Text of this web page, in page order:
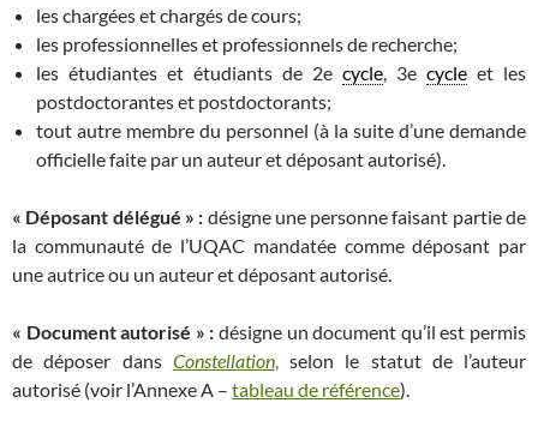
les chargées et chargés de cours;
les professionnelles et professionnels de recherche;
les étudiantes et étudiants de 2e cycle, 3e cycle et les
postdoctorantes et postdoctorants;
tout autre membre du personnel (à la suite d’une demande
officielle faite par un auteur et déposant autorisé).
« Déposant délégué » : désigne une personne faisant partie de
la communauté de l’UQAC mandatée comme déposant par
une autrice ou un auteur et déposant autorisé.
« Document autorisé » : désigne un document qu’il est permis
de déposer dans Constellation,selon le statut de l’auteur
autorisé (voir l’Annexe A – tableau de référence).